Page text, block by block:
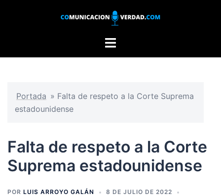
Alternar
Portada » Falta de respeto a la Corte Suprema
estadounidense
Falta de respeto a la Corte
Suprema estadounidense
POR LUIS ARROYO GALÁN
8 DE JULIO DE 2022